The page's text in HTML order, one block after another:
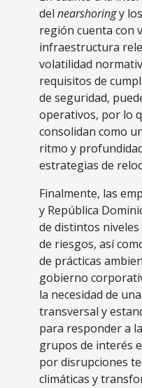
del nearshoringy
región cuenta con
infraestructura
volatilidad
requisitos de
de seguridad,
operativos, por lo
consolidan como
ritmo y
estrategias de
Finalmente, las
y República
de distintos
de riesgos, así
de prácticas
gobierno
la necesidad de
transversal y
para responder a
grupos de interés
por disrupciones
climáticas y